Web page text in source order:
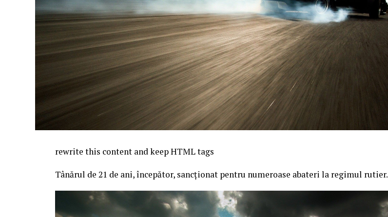
rewrite this content and keep HTML tags
Tânărul de 21 de ani, începător, sancționat pentru numeroase abateri la regimul rutier.